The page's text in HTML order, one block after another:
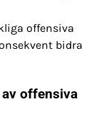
offensiva
bidra
offensiva